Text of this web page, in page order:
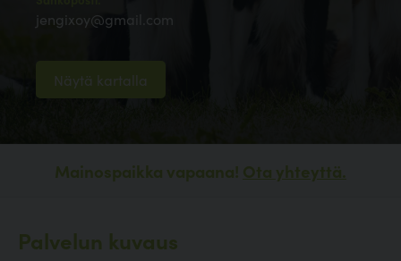
jengixoy@gmail.com
Näytä kartalla
Mainospaikka vapaana! Ota yhteyttä.
Palvelun kuvaus